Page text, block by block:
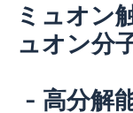
ミュオン
ュオン分
- 高分解